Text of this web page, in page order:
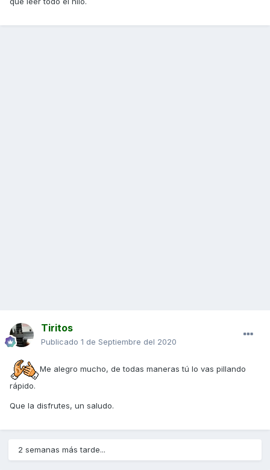
Tiritos
Publicado 1 de Septiembre del 2020
Me alegro mucho, de todas maneras tú lo vas pillando
rápido.
Que la disfrutes, un saludo.
2 semanas más tarde...